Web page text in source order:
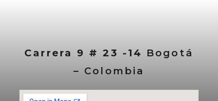
Carrera 9 # 23 -14 Bogotá
– Colombia